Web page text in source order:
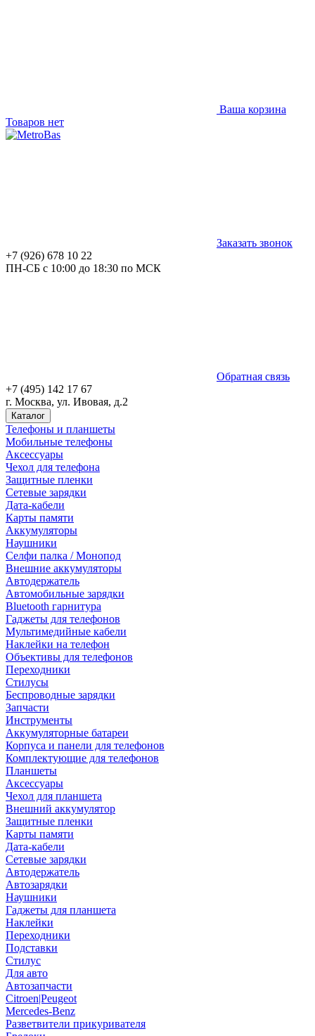
Ваша корзина
Товаров нет
Заказать звонок
+7 (926) 678 10 22
ПН-СБ с 10:00 до 18:30 по МСК
Обратная связь
+7 (495) 142 17 67
г. Москва, ул. Ивовая, д.2
Каталог
Телефоны и планшеты
Мобильные телефоны
Аксессуары
Чехол для телефона
Защитные пленки
Сетевые зарядки
Дата-кабели
Карты памяти
Аккумуляторы
Наушники
Селфи палка / Монопод
Внешние аккумуляторы
Автодержатель
Автомобильные зарядки
Bluetooth гарнитура
Гаджеты для телефонов
Мультимедийные кабели
Наклейки на телефон
Объективы для телефонов
Переходники
Стилусы
Беспроводные зарядки
Запчасти
Инструменты
Аккумуляторные батареи
Корпуса и панели для телефонов
Комплектующие для телефонов
Планшеты
Аксессуары
Чехол для планшета
Внешний аккумулятор
Защитные пленки
Карты памяти
Дата-кабели
Сетевые зарядки
Автодержатель
Автозарядки
Наушники
Гаджеты для планшета
Наклейки
Переходники
Подставки
Стилус
Для авто
Автозапчасти
Citroen|Peugeot
Mercedes-Benz
Разветвители прикуривателя